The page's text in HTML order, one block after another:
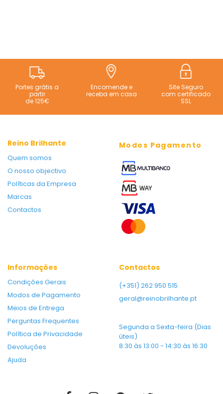
Portes grátis a
partir
de 125€
Encomende e
receba em casa
Site Seguro
com certificado
SSL
Reino Brilhante
Quem somos
O nosso objectivo
Políticas da Empresa
Marcas
Contactos
Modos Pagamento
Informações
Condições Gerais
Modos de Pagamento
Meios de Entrega
Perguntas Frequentes
Política de Privacidade
Devoluções
Ajuda
Contactos
(+351) 262 950 515
geral@reinobrilhante.pt
Segunda a Sexta-feira (Dias
úteis)
8:30 às 13:00 - 14:30 às 16:30